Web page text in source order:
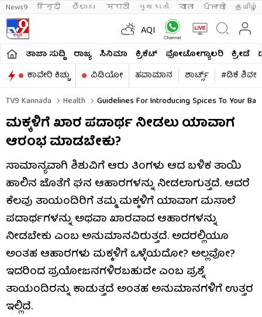
News9 हिन्दी తెలుగు मराठी ગુજરાતી বাংলা ਪੰਜਾਬੀ தமிழ்
AQI
ತಾಜಾ ಸುದ್ದಿ ರಾಜ್ಯ ಸಿನಿಮಾ ಕ್ರಿಕೆಟ್​ ಫೋಟೋಗ್ಯಾಲರಿ ಕ್ರೀಡೆ
ಕಾವೇರಿ ಕಿಚ್ಚು
ವಿಡಿಯೋ ಹವಾಮಾನ ಶಾರ್ಟ್ಸ್​
#ಡಿಕೆ
TV9 Kannada
Health Guidelines For Introducing Spices To Your
ಮಕ್ಕಳಿಗೆ ಖಾರ ಪದಾರ್ಥ ನೀಡಲು ಯಾವಾಗ
ಆರಂಭ ಮಾಡಬೇಕು?
ಸಾಮಾನ್ಯವಾಗಿ ಶಿಶುವಿಗೆ ಆರು ತಿಂಗಳು ಆದ ಬಳಿಕ ತಾಯಿ
ಹಾಲಿನ ಜೊತೆಗೆ ಘನ ಆಹಾರಗಳನ್ನು ನೀಡಲಾಗುತ್ತದೆ. ಆದರೆ
ಕೆಲವು ತಾಯಂದಿರಿಗೆ ತಮ್ಮ ಮಕ್ಕಳಿಗೆ ಯಾವಾಗ ಮಸಾಲೆ
ಪದಾರ್ಥಗಳನ್ನು ಅಥವಾ ಖಾರವಾದ ಆಹಾರಗಳನ್ನು
ನೀಡಬೇಕು ಎಂಬ ಅನುಮಾನವಿರುತ್ತದೆ. ಅದರಲ್ಲಿಯೂ
ಅಂತಹ ಆಹಾರಗಳು ಮಕ್ಕಳಿಗೆ ಒಳ್ಳೆಯದೋ? ಅಲ್ಲವೋ?
ಇದರಿಂದ ಪ್ರಯೋಜನಗಳಿರಬಹುದೇ ಎಂಬ ಪ್ರಶ್ನೆ
ತಾಯಂದಿರನ್ನು ಕಾಡುತ್ತದೆ ಅಂತಹ ಅನುಮಾನಗಳಿಗೆ ಉತ್ತರ
ಇಲ್ಲಿದೆ.